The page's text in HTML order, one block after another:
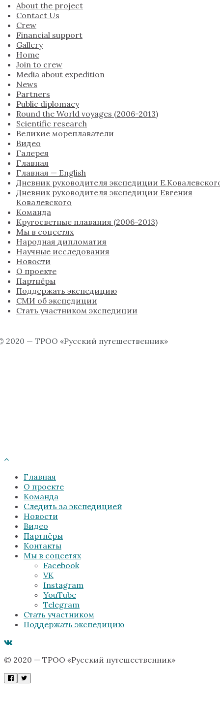
About the project
Contact Us
Crew
Financial support
Gallery
Home
Join to crew
Media about expedition
News
Partners
Public diplomacy
Round the World voyages (2006-2013)
Scientific research
Великие мореплаватели
Видео
Галерея
Главная
Главная — English
Дневник руководителя экспедиции
Дневник руководителя экспедиции Евгения
Ковалевского
Команда
Кругосветные плавания (2006-2013)
Мы в соцсетях
Народная дипломатия
Научные исследования
Новости
О проекте
Партнёры
Поддержать экспедицию
СМИ об экспедиции
Стать участником экспедиции
2020 — ТРОО «Русский путешественник»
Главная
О проекте
Команда
Следить за экспедицией
Новости
Видео
Партнёры
Контакты
Мы в соцсетях
Facebook
VK
Instagram
YouTube
Telegram
Стать участником
Поддержать экспедицию
© 2020 — ТРОО «Русский путешественник»